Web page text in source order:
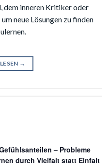
dem inneren Kritiker oder
neue Lösungen zu finden
→
– Probleme
durch Vielfalt statt Einfalt